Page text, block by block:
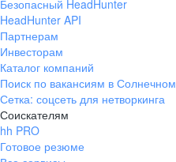
Безопасный HeadHunter
HeadHunter API
Партнерам
Инвесторам
Каталог компаний
Поиск по вакансиям в Солнечном
Сетка: соцсеть для нетворкинга
Соискателям
hh PRO
Готовое резюме